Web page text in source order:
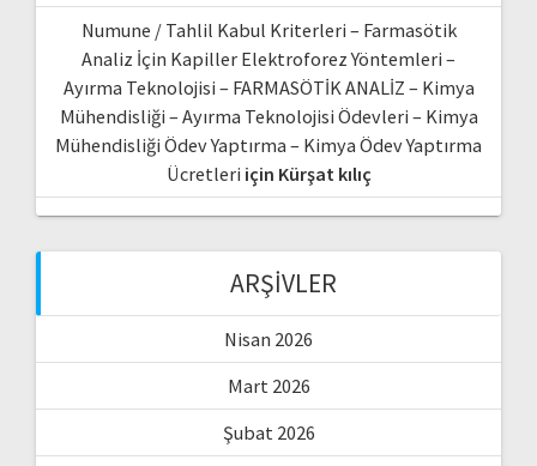
Numune / Tahlil Kabul Kriterleri – Farmasötik
Analiz İçin Kapiller Elektroforez Yöntemleri –
Ayırma Teknolojisi – FARMASÖTİK ANALİZ – Kimya
Mühendisliği – Ayırma Teknolojisi Ödevleri – Kimya
Mühendisliği Ödev Yaptırma – Kimya Ödev Yaptırma
Ücretleri için Kürşat kılıç
ARŞIVLER
Nisan 2026
Mart 2026
Şubat 2026